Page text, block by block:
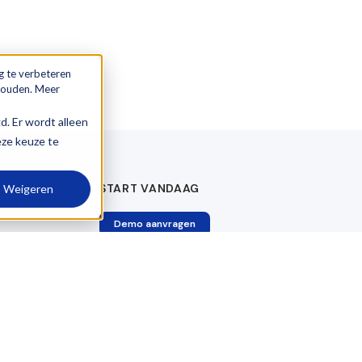
te verbeteren
Meer
Er wordt alleen
keuze te
Weigeren START VANDAAG
Demo aanvragen